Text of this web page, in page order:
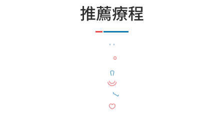
推薦療程
睡眠評估檢測
Winback高能射頻治療